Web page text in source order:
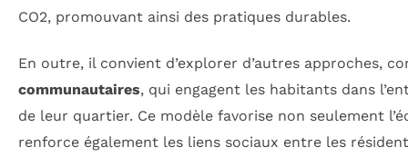
CO2, promouvant ainsi des pratiques durables.
En outre, il convient d’explorer d’autres approches,
communautaires, qui engagent les habitants dans
de leur quartier. Ce modèle favorise non seulement
renforce également les liens sociaux entre les